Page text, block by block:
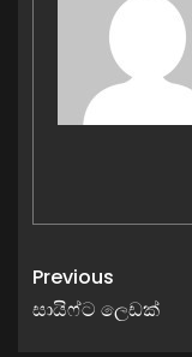
Previous
සායිෆ්ට ලෙඩක්